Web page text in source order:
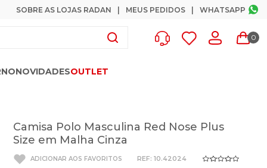
SOBRE AS LOJAS RADAN MEUS PEDIDOS WHATSAPP
0
NOVIDADESOUTLET
Camisa Polo Masculina Red Nose Plus
Size em Malha Cinza
: 10.42024